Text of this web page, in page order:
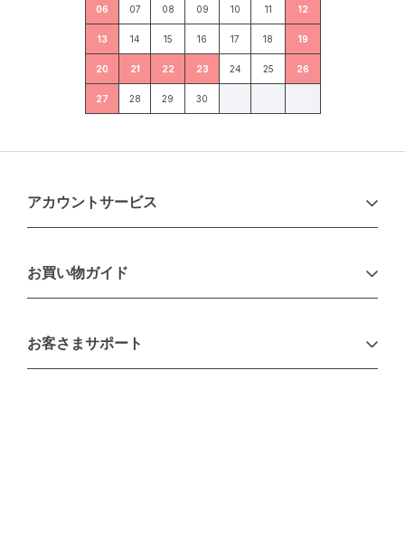
06 07 08 09 10 11 12
13 14 15 16 17 18 19
20 21 22 23 24 25 26
27 28 29 30
アカウントサービス
新規会員登録
お買い物ガイド
配送について
不良品・返品について
お客さまサポート